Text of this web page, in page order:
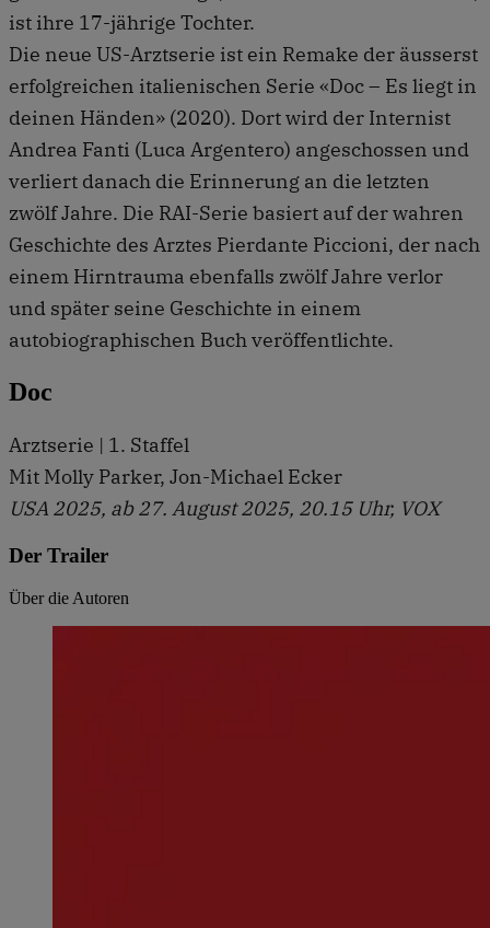
ist ihre 17-jährige Tochter.
Die neue US-Arztserie ist ein Remake der äusserst
erfolgreichen italienischen Serie «Doc – Es liegt in
deinen Händen» (2020). Dort wird der Internist
Andrea Fanti (Luca Argentero) angeschossen und
verliert danach die Erinnerung an die letzten
zwölf Jahre. Die RAI-Serie basiert auf der wahren
Geschichte des Arztes Pierdante Piccioni, der nach
einem Hirntrauma ebenfalls zwölf Jahre verlor
und später seine Geschichte in einem
autobiographischen Buch veröffentlichte.
Doc
Arztserie | 1. Staffel
Mit Molly Parker, Jon-Michael Ecker
USA 2025, ab 27. August 2025, 20.15 Uhr, VOX
Der Trailer
Über die Autoren